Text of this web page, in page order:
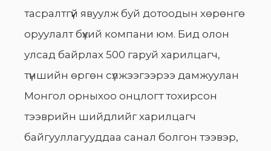
тасралтгүй явуулж буй дотоодын хөрөнгө
оруулалт бүхий компани юм. Бид олон
улсад байрлах 500 гаруй харилцагч,
түншийн өргөн сүлжээгээрээ дамжуулан
Монгол орныхоо онцлогт тохирсон
тээврийн шийдлийг харилцагч
байгууллагууддаа санал болгон тээвэр,